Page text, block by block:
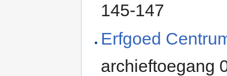
145-147
Erfgoed
archieftoegang